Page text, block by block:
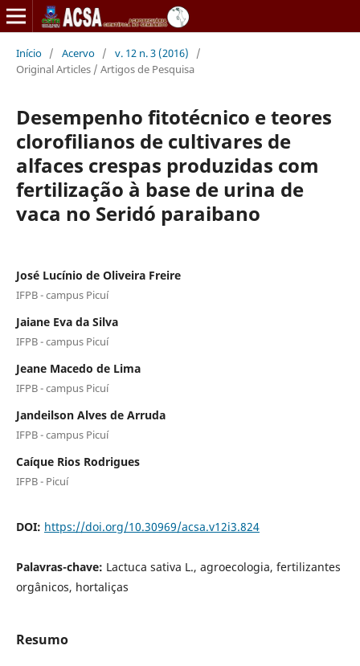
Início / Acervo / v. 12 n. 3 (2016)
/
Original Articles / Artigos de Pesquisa
Desempenho fitotécnico e teores
clorofilianos de cultivares de
alfaces crespas produzidas com
fertilização à base de urina de
vaca no Seridó paraibano
José Lucínio de Oliveira Freire
IFPB - campus Picuí
Jaiane Eva da Silva
IFPB - campus Picuí
Jeane Macedo de Lima
IFPB - campus Picuí
Jandeilson Alves de Arruda
IFPB - campus Picuí
Caíque Rios Rodrigues
IFPB - Picuí
DOI: https://doi.org/10.30969/acsa.v12i3.824
Palavras-chave: Lactuca sativa L., agroecologia, fertilizantes
orgânicos, hortaliças
Resumo